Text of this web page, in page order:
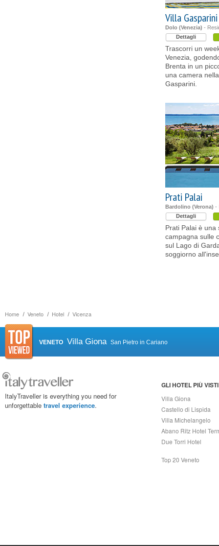
Home Veneto Hotel Vicenza
Villa Gasparini
Dolo (Venezia) -
Dettagli
Trascorri un
Venezia,
Brenta in un
una camera
Gasparini.
Prati Palai
Bardolino (Verona) -
Dettagli
Prati Palai è una
campagna sulle
sul Lago di
soggiorno
VENETO Villa Giona San Pietro in Cariano
ItalyTraveller is everything you need for
unforgettable travel experience.
GLI HOTEL PIÙ VISTI
Villa Giona
Castello di Lispida
Villa Michelangelo
Abano Ritz Hotel
Due Torri Hotel
Top 20 Veneto
P.Iva, C.F. e n.Reg.Imprese Napoli: 07018010632 - Rea n.557643